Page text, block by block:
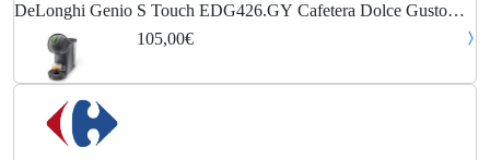
DeLonghi Genio S Touch EDG426.GY Cafetera Dolce Gusto
Negra
105,00€